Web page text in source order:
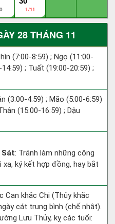
1/11
28 THÁNG 11
(7:00-8:59) ; Ngọ (11:00-
; Tuất (19:00-20:59) ;
(3:00-4:59) ; Mão (5:00-6:59)
(15:00-16:59) ; Dậu
Sát: Tránh làm những công
ký kết hợp đồng, hay bắt
Can khắc Chi (Thủy khắc
cát trung bình (chế nhật).
Lưu Thủy, kỵ các tuổi: